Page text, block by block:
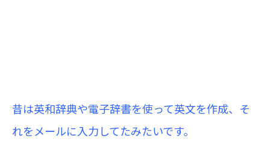
昔は英和辞典や電子辞書を使って英文を作成、そ
れをメールに入力してたみたいです。